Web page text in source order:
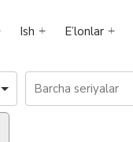
Ish E’lonlar